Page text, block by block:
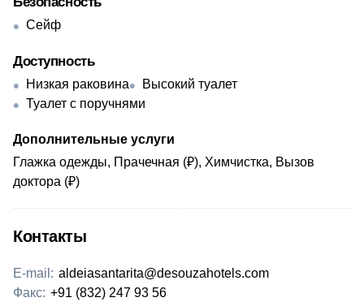
Сейф
Доступность
Низкая раковина
Высокий туалет
Туалет с поручнями
Дополнительные услуги
Глажка одежды, Прачечная (₽), Химчистка, Вызов
доктора (₽)
Контакты
E-mail: aldeiasantarita@desouzahotels.com
Факс: +91 (832) 247 93 56